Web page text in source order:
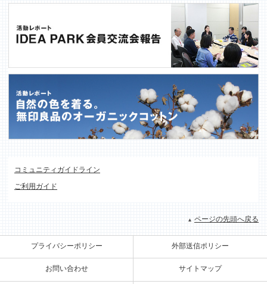
コミュニティガイドライン
ご利用ガイド
ページの先頭へ戻る
プライバシーポリシー 外部送信ポリシー
お問い合わせ サイトマップ